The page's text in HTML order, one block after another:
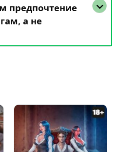
предпочтение
а не